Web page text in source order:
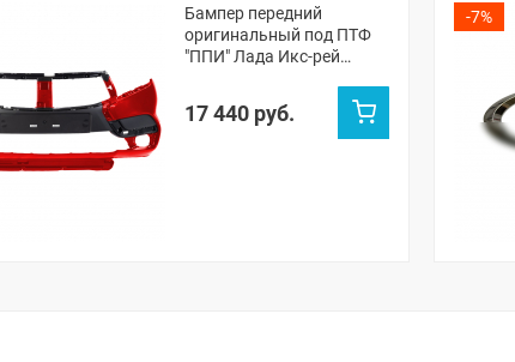
Бампер передний
оригинальный под ПТФ
"ППИ" Лада Икс-рей
17 440 руб.
-7%